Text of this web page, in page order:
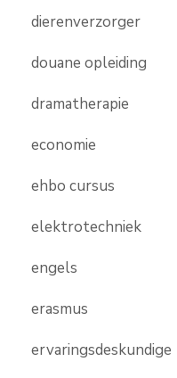
dierenverzorger
douane opleiding
dramatherapie
economie
ehbo cursus
elektrotechniek
engels
erasmus
ervaringsdeskundige